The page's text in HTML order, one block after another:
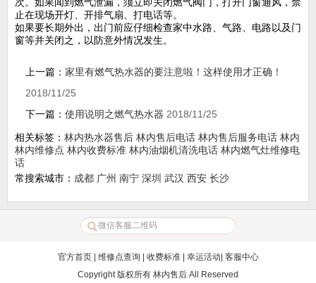
止在现场开灯、开排气扇、打电话等。
如果要长期外出，出门前应仔细检查家中水路、气路、电路以及门
窗等并关闭之，以防意外情况发生。
上一篇： 家里有燃气热水器的要注意啦！这样使用才正确！
2018/11/25
下一篇： 使用说明之燃气热水器 2018/11/25
相关标签： 林内热水器售后 林内售后电话 林内售后服务电话 林内
林内维修点 林内收费标准 林内油烟机清洗电话 林内燃气灶维修电
话
常搜索城市： 成都 广州 南宁 深圳 武汉 西安 长沙
官方首页| 维修点查询 收费标准| 幸运活动 客服中心
Copyright 版权所有 林内售后 All Reserved